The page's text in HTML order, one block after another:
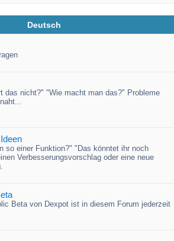
Deutsch
das nicht?" "Wie macht man das?" Probleme
so einer Funktion?" "Das könntet ihr noch
Verbesserungsvorschlag oder eine neue
Beta von Dexpot ist in diesem Forum jederzeit